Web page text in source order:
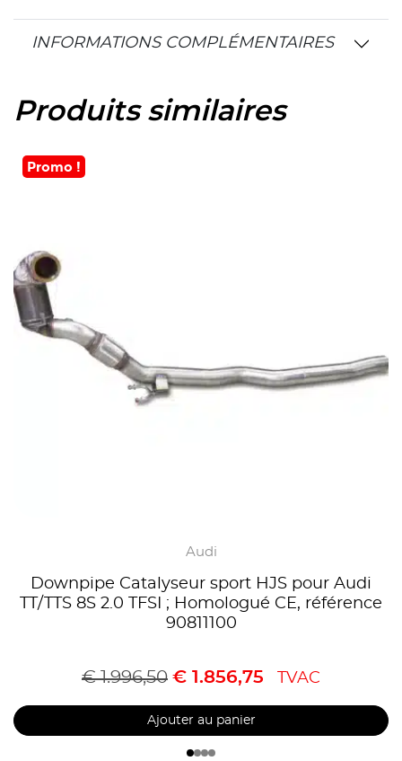
INFORMATIONS COMPLÉMENTAIRES
Produits similaires
Promo !
Audi
Downpipe Catalyseur sport HJS pour Audi
TT/TTS 8S 2.0 TFSI ; Homologué CE, référence
90811100
€1.996,50 € 1.856,75 TVAC
Ajouter au panier